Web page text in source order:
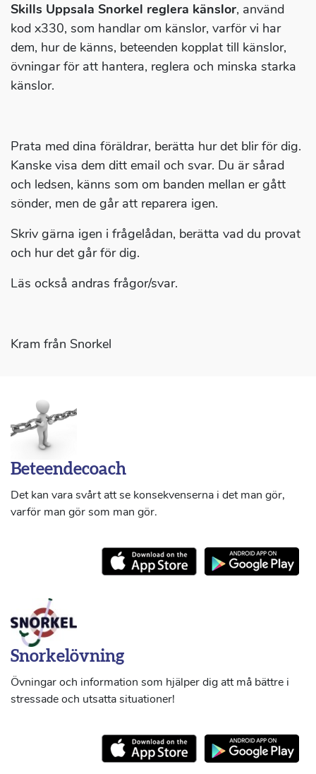
Skills Uppsala Snorkel reglera känslor, använd
kod x330, som handlar om känslor, varför vi har
dem, hur de känns, beteenden kopplat till känslor,
övningar för att hantera, reglera och minska starka
känslor.
Prata med dina föräldrar, berätta hur det blir för dig.
Kanske visa dem ditt email och svar. Du är sårad
och ledsen, känns som om banden mellan er gått
sönder, men de går att reparera igen.
Skriv gärna igen i frågelådan, berätta vad du provat
och hur det går för dig.
Läs också andras frågor/svar.
Kram från Snorkel
Beteendecoach
Det kan vara svårt att se konsekvenserna i det man gör,
varför man gör som man gör.
Snorkelövning
Övningar och information som hjälper dig att må bättre i
stressade och utsatta situationer!